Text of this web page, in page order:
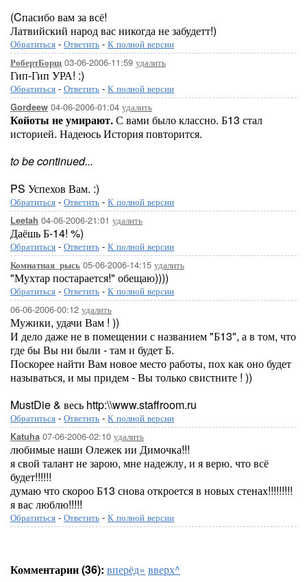
(Cпасибо вам за всё!
Латвийский народ вас никогда не забудетт!)
Обратиться - Ответить - К полной версии
РобертБорщ 03-06-2006-11:59 удалить
Гип-Гип УРА! :)
Обратиться - Ответить - К полной версии
Gordeew 04-06-2006-01:04 удалить
Койоты не умирают.С вами было классно. Б13 стал
историей. Надеюсь История повторится.
to be continued...
PS Успехов Вам. :)
Обратиться - Ответить - К полной версии
Leetah 04-06-2006-21:01 удалить
Даёшь Б-14! %)
Обратиться - Ответить - К полной версии
Комнатная_рысь 05-06-2006-14:15 удалить
"Мухтар постарается!" обещаю))))
Обратиться - Ответить - К полной версии
06-06-2006-00:12 удалить
Мужики, удачи Вам ! ))
И дело даже не в помещении с названием "Б13", а в том, что
где бы Вы ни были - там и будет Б.
Поскорее найти Вам новое место работы, пох как оно будет
называться, и мы придем - Вы только свистните ! ))
MustDie & весь http:\\www.staffroom.ru
Обратиться - Ответить - К полной версии
Katuha 07-06-2006-02:10 удалить
любимые наши Олежек ии Димочка!!!
я свой талант не зарою, мне надежлу, и я верю. что всё
будет!!!!!!
думаю что скороо Б13 снова откроется в новых стенах!!!!!!!!!
я вас люблю!!!!!
Обратиться - Ответить - К полной версии
Комментарии (36): вперёд» вверх^